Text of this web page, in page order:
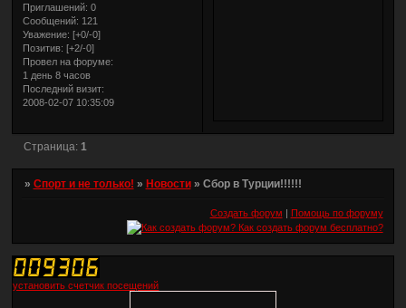
Приглашений: 0
Сообщений: 121
Уважение: [+0/-0]
Позитив: [+2/-0]
Провел на форуме:
1 день 8 часов
Последний визит:
2008-02-07 10:35:09
Страница: 1
» Спорт и не только! » Новости » Сбор в Турции!!!!!!
Создать форум | Помощь по форуму
установить счетчик посещений